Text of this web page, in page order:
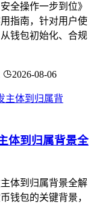
全操作一步到位》
指南，针对用户使
钱包初始化、合规
2026-08-06
体到归属背景全
体到归属背景全解
钱包的关键背景，